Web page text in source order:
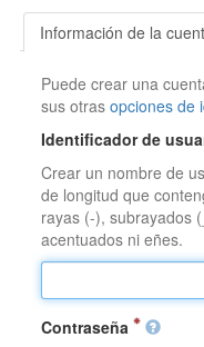
Información de la
Puede crear una
sus otrasopciones de
Identificador de
Crear un nombre de
de longitud que
rayas (-), subrayados
acentuados ni eñes.
Contraseña